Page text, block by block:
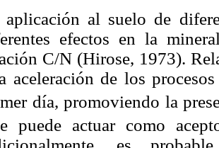
aplicación al suelo de
efectos en la
C/N (Hirose, 1973).
aceleración de los
día, promoviendo la
puede actuar como